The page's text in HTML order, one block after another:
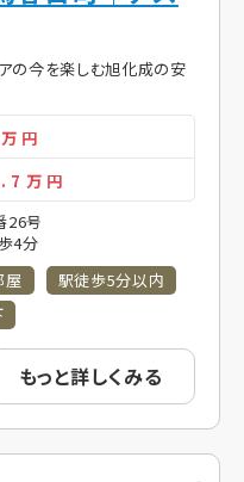
の今を楽しむ旭化成の安
万 円
. 7 万 円
26号
4分
屋
駅徒歩5分以内
もっと詳しくみる